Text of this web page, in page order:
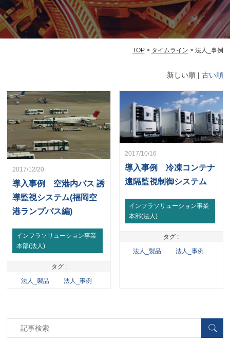
TOP> タイムライン > 法人_事例
新しい順 | 古い順
2017/12/20
導入事例 空港内バス 誘
導監視システム(福岡空
港ランプバス編)
インフラソリューション事業
本部(法人)
タグ :
法人_製品
法人_事例
2017/10/16
導入事例 冷凍コンテナ
遠隔監視制御システム
インフラソリューション事業
本部(法人)
タグ :
法人_製品
法人_事例